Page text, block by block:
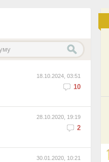
18.10.2024, 03:51
10
28.10.2020, 19:19
2
30.01.2020, 10:21